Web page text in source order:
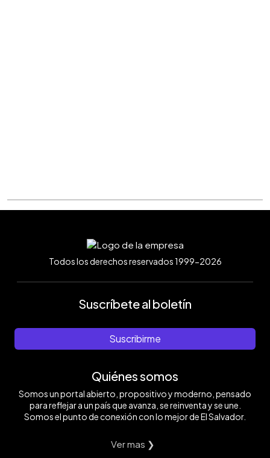
Todos los derechos reservados 1999-2026
Suscríbete al boletín
Suscribirme
Quiénes somos
Somos un portal abierto, propositivo y moderno, pensado
para reflejar a un país que avanza, se reinventa y se une.
Somos el punto de conexión con lo mejor de El Salvador.
Ver mas ❯